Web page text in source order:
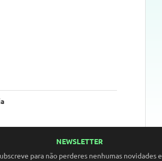
NEWSLETTER
para não perderes nenhumas novidades e